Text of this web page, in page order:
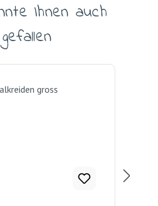
Ihnen auch
gefallen